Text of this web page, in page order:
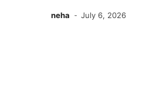
neha July 6, 2026